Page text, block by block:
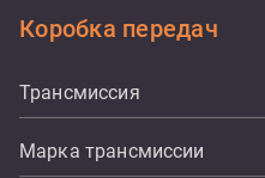
Коробка передач
Трансмиссия
Марка трансмиссии